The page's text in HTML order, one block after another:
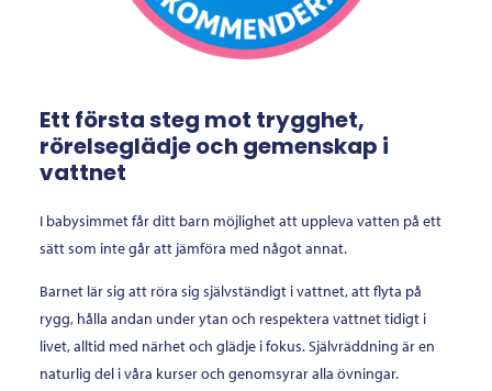
Ett första steg mot trygghet,
rörelseglädje och gemenskap i
vattnet
I babysimmet får ditt barn möjlighet att uppleva vatten på ett
sätt som inte går att jämföra med något annat.
Barnet lär sig att röra sig självständigt i vattnet, att flyta på
rygg, hålla andan under ytan och respektera vattnet tidigt i
livet, alltid med närhet och glädje i fokus. Självräddning är en
naturlig del i våra kurser och genomsyrar alla övningar.